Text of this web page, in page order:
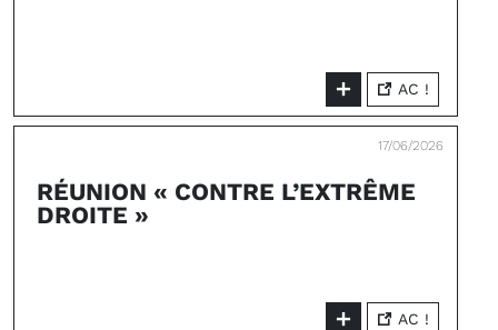
AC !
17/06/2026
RÉUNION « CONTRE L’EXTRÊME
DROITE »
AC !